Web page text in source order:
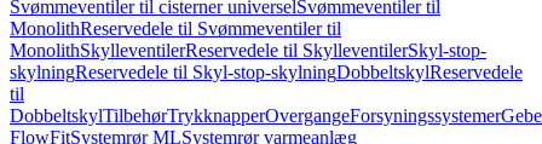
Svømmeventiler til cisterner universelSvømmeventiler til
MonolithReservedele til Svømmeventiler til
MonolithSkylleventilerReservedele til SkylleventilerSkyl-stop-
skylningReservedele til Skyl-stop-skylningDobbeltskylReservedele
til
DobbeltskylTilbehørTrykknapperOvergangeForsyningssystemer
FlowFitSystemrør MLSystemrør varmeanlæg